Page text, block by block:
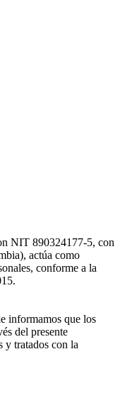
NIT 890324177-5, con
actúa como
conforme a la
informamos que los
del presente
y tratados con la